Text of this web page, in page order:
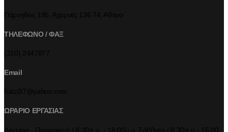
ΤΗΛΕΦΩΝΟ / ΦΑΞ
Email
ΩΡΑΡΙΟ ΕΡΓΑΣΙΑΣ